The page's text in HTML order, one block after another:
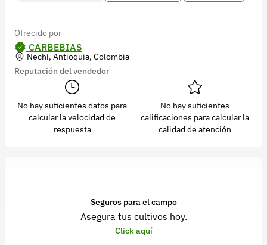
Ofrecido por
CARBEBIAS
Nechí, Antioquia, Colombia
Reputación del vendedor
No hay suficientes datos para
calcular la velocidad de
respuesta
No hay suficientes
calificaciones para calcular la
calidad de atención
Seguros para el campo
Asegura tus cultivos hoy.
Click aquí
Versión 5.45.0
Síguenos